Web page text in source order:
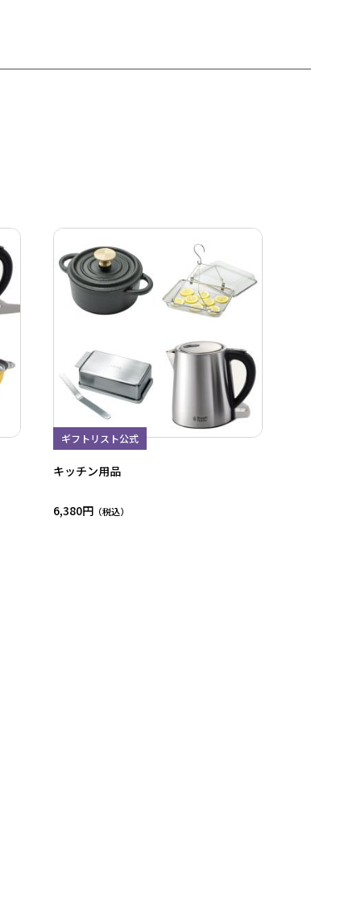
ギフトリスト公式
キッチン用品
6,380円